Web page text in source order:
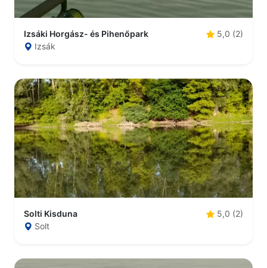
Izsáki Horgász- és Pihenőpark
5,0 (2)
Izsák
Solti Kisduna
5,0 (2)
Solt